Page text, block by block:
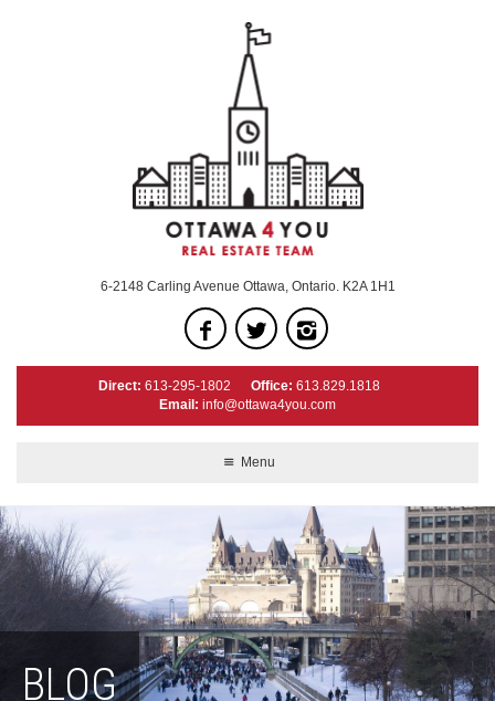
6-2148 Carling Avenue Ottawa, Ontario. K2A 1H1
Direct: 613-295-1802 Office: 613.829.1818
Email: info@ottawa4you.com
Menu
BLOG